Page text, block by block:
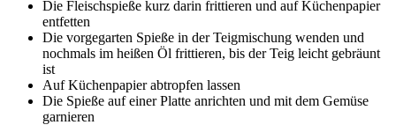
Die Fleischspieße kurz darin frittieren und auf Küchenpapier
entfetten
Die vorgegarten Spieße in der Teigmischung wenden und
nochmals im heißen Öl frittieren, bis der Teig leicht gebräunt
ist
Auf Küchenpapier abtropfen lassen
Die Spieße auf einer Platte anrichten und mit dem Gemüse
garnieren